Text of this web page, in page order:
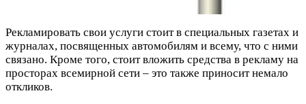
Рекламировать свои услуги стоит в специальных газетах и
журналах, посвященных автомобилям и всему, что с ними
связано. Кроме того, стоит вложить средства в рекламу на
просторах всемирной сети – это также приносит немало
откликов.